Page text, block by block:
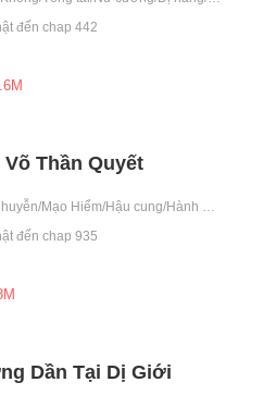
đến chap 442
Võ Thần Quyết
Huyền huyễn/Mạo Hiểm/Hậu cung/Hành động/Khoa học viễn tưởng/Đánh quái thăng cấp/Tu tiên/Leo cao
đến chap 935
Dần Tại Dị Giới